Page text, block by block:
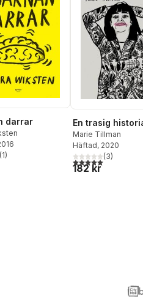
darrar
stjärnor. Totalt antal röster:
(1)
En trasig
Marie Tillman
Häftad, 2020
5,0utav 5 stjärnor.
(3)
182 kr